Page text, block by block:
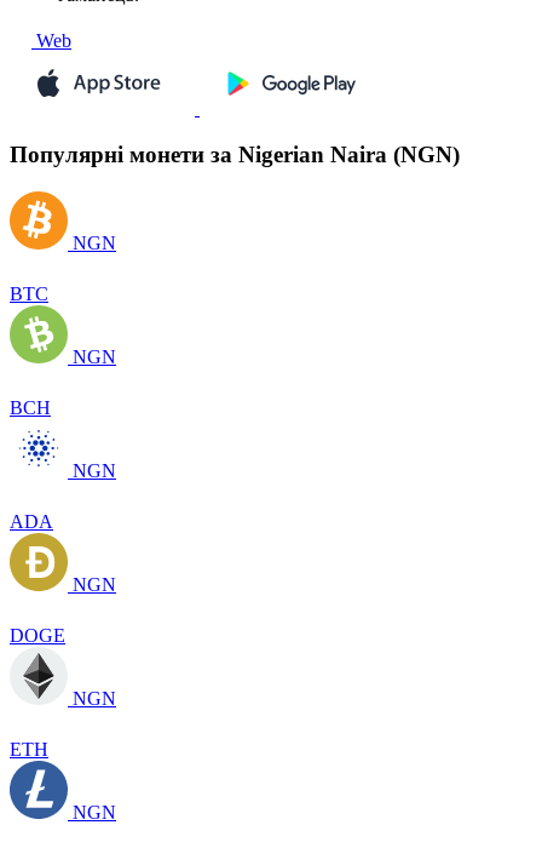
Web
Популярні монети за Nigerian Naira (NGN)
NGN
BTC
NGN
BCH
NGN
ADA
NGN
DOGE
NGN
ETH
NGN